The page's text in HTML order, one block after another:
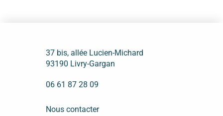
37 bis, allée Lucien-Michard
93190 Livry-Gargan
06 61 87 28 09
Nous contacter